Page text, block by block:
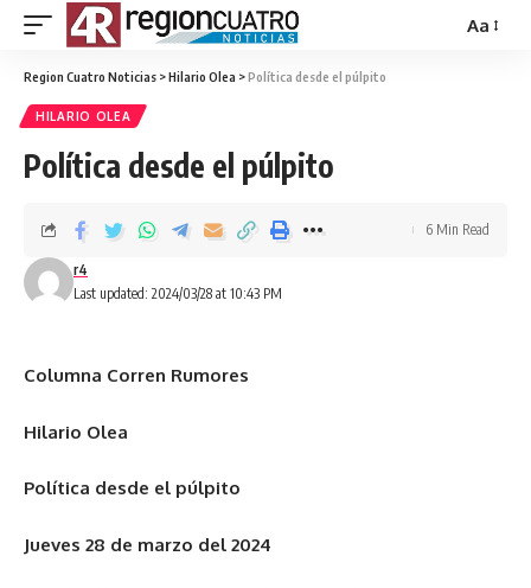
Aa
Region Cuatro Noticias >Hilario Olea >Política desde el púlpito
HILARIO OLEA
Política desde el púlpito
Last updated: 2024/03/28 at 10:43 PM
r4
6 Min Read
Columna Corren Rumores
Hilario Olea
Política desde el púlpito
Jueves 28 de marzo del 2024